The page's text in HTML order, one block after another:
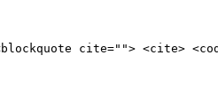
cite=""> <cite>